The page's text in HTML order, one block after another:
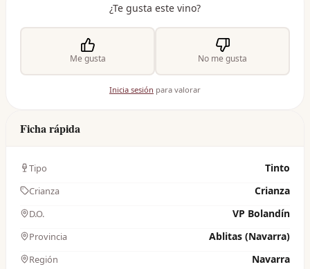
¿Te gusta este vino?
Me gusta No me gusta
Inicia sesión para valorar
Ficha rápida
Tipo Tinto
Crianza Crianza
D.O. VP Bolandín
Provincia Ablitas (Navarra)
Región Navarra